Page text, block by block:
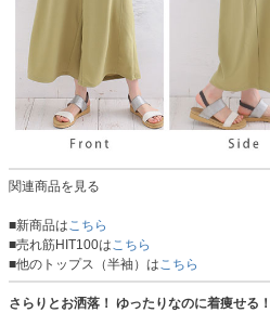
関連商品を見る
■新商品はこちら
■売れ筋HIT100はこちら
■他のトップス（半袖）はこちら
さらりとお洒落！ ゆったりなのに着痩せる